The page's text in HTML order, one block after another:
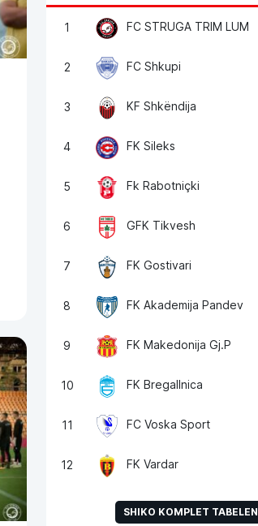
1 FC STRUGA TRIM LUM
2 FC Shkupi
3 KF Shkëndija
4 FK Sileks
5 Fk Rabotniçki
6 GFK Tikvesh
7 FK Gostivari
8 FK Akademija Pandev
9 FK Makedonija Gj.P
10 FK Bregallnica
11 FC Voska Sport
12 FK Vardar
SHIKO KOMPLET TABELEN